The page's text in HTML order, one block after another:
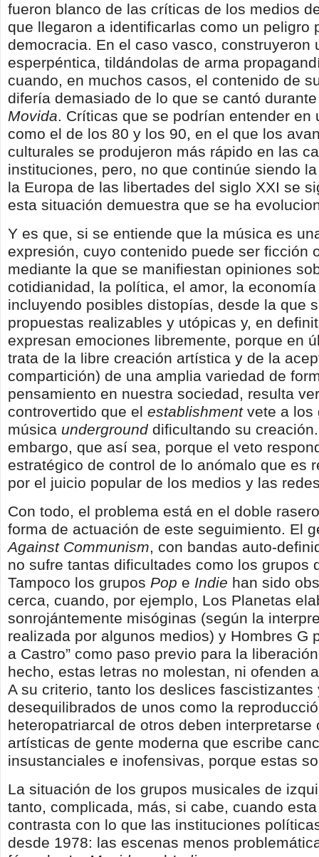
fueron blanco de las críticas de los medios
que llegaron a identificarlas como un peligro
democracia. En el caso vasco, construyeron
esperpéntica, tildándolas de arma
cuando, en muchos casos, el contenido de
difería demasiado de lo que se cantó
Movida. Críticas que se podrían entender en
como el de los 80 y los 90, en el que los
culturales se produjeron más rápido en las
instituciones, pero, no que continúe siendo
la Europa de las libertades del siglo XXI se
esta situación demuestra que se ha
Y es que, si se entiende que la música es
expresión, cuyo contenido puede ser ficción
mediante la que se manifiestan opiniones
cotidianidad, la política, el amor, la
incluyendo posibles distopías, desde la que
propuestas realizables y utópicas y, en
expresan emociones libremente, porque en
trata de la libre creación artística y de la
compartición) de una amplia variedad de
pensamiento en nuestra sociedad, resulta
controvertido que el establishmentvete a los
música undergrounddificultando su
embargo, que así sea, porque el veto
estratégico de control de lo anómalo que es
por el juicio popular de los medios y las
Con todo, el problema está en el doble
forma de actuación de este seguimiento. El
Against Communism, con bandas auto-
no sufre tantas dificultades como los grupos
Tampoco los grupos Pop e Indie han sido
cerca, cuando, por ejemplo, Los Planetas
sonrojántemente misóginas (según la
realizada por algunos medios) y Hombres G
a Castro” como paso previo para la
hecho, estas letras no molestan, ni ofenden
A su criterio, tanto los deslices fascistizantes
desequilibrados de unos como la
heteropatriarcal de otros deben interpretarse
artísticas de gente moderna que escribe
insustanciales e inofensivas, porque estas
La situación de los grupos musicales de
tanto, complicada, más, si cabe, cuando
contrasta con lo que las instituciones
desde 1978: las escenas menos